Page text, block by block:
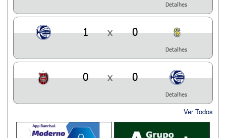
Detalhes
1 x 0
Detalhes
0 x 0
Detalhes
Ver Todos